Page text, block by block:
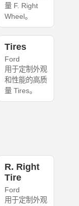
量 F. Right
Wheel。
Tires
Ford
用于定制外观
和性能的高质
量 Tires。
R. Right
Tire
Ford
用于定制外观